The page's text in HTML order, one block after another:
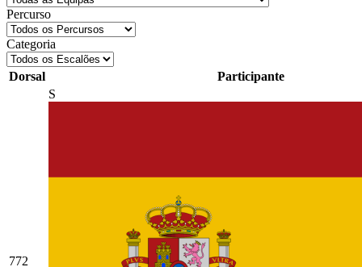
Percurso
Categoria
Dorsal Participante
772
S